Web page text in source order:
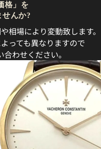
格」を
せんか?
相場により変動致します。
っても異なりますので
わせください。